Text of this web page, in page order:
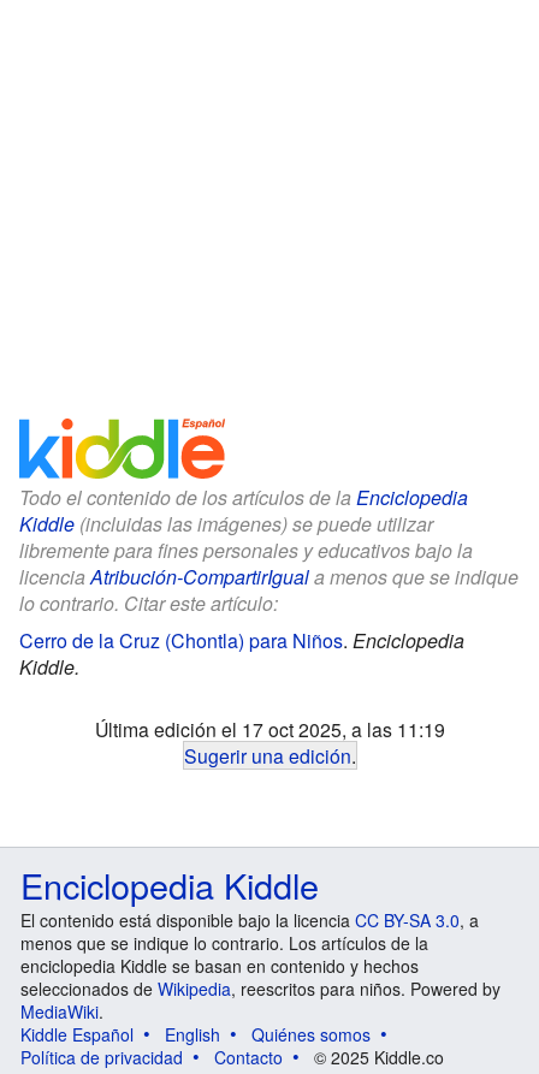
Todo el contenido de los artículos de la Enciclopedia
Kiddle (incluidas las imágenes) se puede utilizar
libremente para fines personales y educativos bajo la
licenciaAtribución-CompartirIguala menos que se indique
lo contrario. Citar este artículo:
Cerro de la Cruz (Chontla) para Niños. Enciclopedia
Kiddle.
Última edición el 17 oct 2025, a las 11:19
Sugerir una edición.
Enciclopedia Kiddle
El contenido está disponible bajo la licencia CC BY-SA 3.0, a
menos que se indique lo contrario. Los artículos de la
enciclopedia Kiddle se basan en contenido y hechos
seleccionados de Wikipedia, reescritos para niños. Powered by
MediaWiki.
Kiddle Español
English
Quiénes somos
Política de privacidad
Contacto © 2025 Kiddle.co